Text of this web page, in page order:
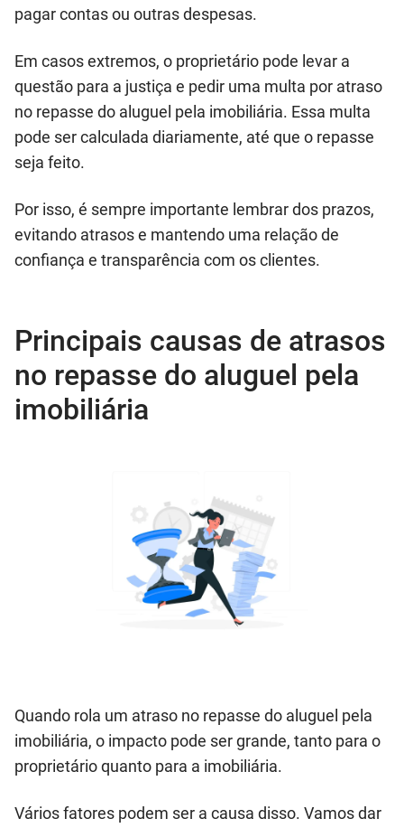
pagar contas ou outras despesas.
Em casos extremos, o proprietário pode levar a
questão para a justiça e pedir uma multa por atraso
no repasse do aluguel pela imobiliária. Essa multa
pode ser calculada diariamente, até que o repasse
seja feito.
Por isso, é sempre importante lembrar dos prazos,
evitando atrasos e mantendo uma relação de
confiança e transparência com os clientes.
Principais causas de atrasos
no repasse do aluguel pela
imobiliária
Quando rola um atraso no repasse do aluguel pela
imobiliária, o impacto pode ser grande, tanto para o
proprietário quanto para a imobiliária.
Vários fatores podem ser a causa disso. Vamos dar